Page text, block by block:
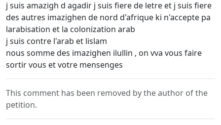
j suis amazigh d agadir j suis fiere de letre et j suis fiere
des autres imazighen de nord d'afrique ki n'accepte pa
larabisation et la colonization arab
j suis contre l'arab et lislam
nous somme des imazighen ilullin , on vva vous faire
sortir vous et votre mensenges
This comment has been removed by the author of the
petition.